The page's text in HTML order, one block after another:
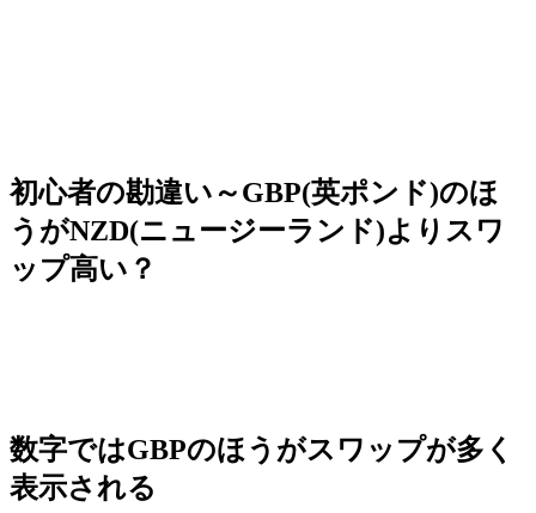
初心者の勘違い～GBP(英ポンド)のほ
うがNZD(ニュージーランド)よりスワ
ップ高い？
数字ではGBPのほうがスワップが多く
表示される